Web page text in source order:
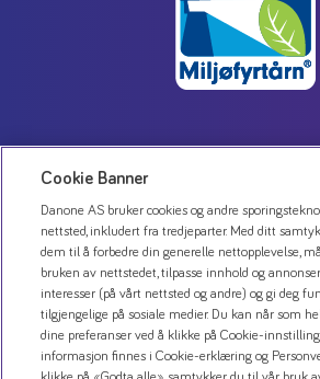
Bruk av
Åpenhetsloven
Cookie Banner
Danone AS bruker cookies og andre
nettsted, inkludert fra tredjeparter. Med ditt
dem til å forbedre din generelle nettopplevelse,
bruken av nettstedet, tilpasse innhold og
interesser (på vårt nettsted og andre) og gi deg
tilgjengelige på sosiale medier. Du kan når som
dine preferanser ved å klikke på Cookie-
informasjon finnes i Cookie-erklæring og